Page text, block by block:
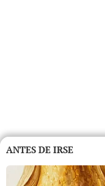
ANTES DE IRSE